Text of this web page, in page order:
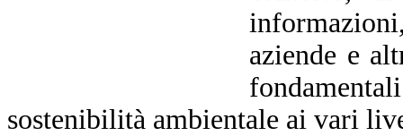
aziende e
sostenibilità ambientale ai vari